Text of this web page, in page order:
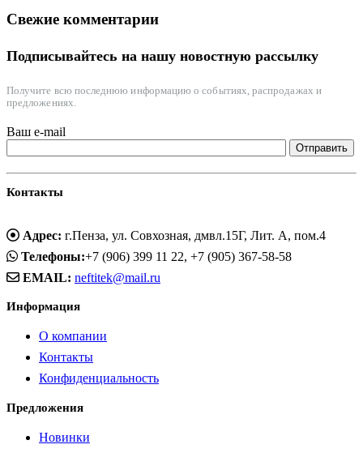
Свежие комментарии
Подписывайтесь на нашу новостную рассылку
Получите всю последнюю информацию о событиях, распродажах и
предложениях.
Ваш e-mail
Контакты
Адрес: г.Пенза, ул. Совхозная, дмвл.15Г, Лит. А, пом.4
Телефоны:+7 (906) 399 11 22, +7 (905) 367-58-58
EMAIL: neftitek@mail.ru
Информация
О компании
Контакты
Конфиденциальность
Предложения
Новинки